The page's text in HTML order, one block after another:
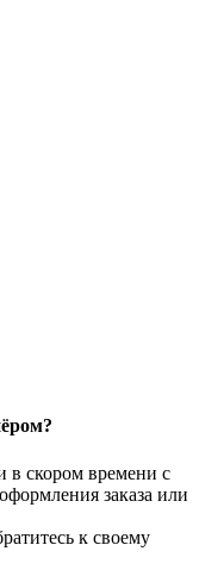
в скором времени с
заказа или
к своему